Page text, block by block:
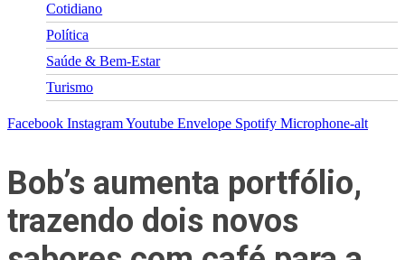
Cotidiano
Política
Saúde & Bem-Estar
Turismo
Facebook InstagramYoutube Envelope Spotify Microphone-alt
Bob’s aumenta portfólio,
trazendo dois novos